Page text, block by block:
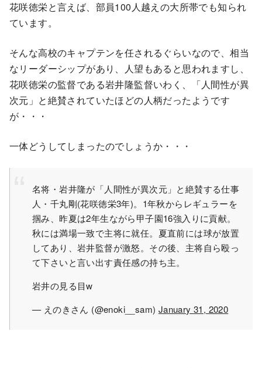
花咲徳栄と言えば、部員100人越えの大所帯でも知られ
ています。
そんな高校のキャプテンを任されるぐらいなので、相当
なリーダーシップがあり、人望もあると思われますし、
花咲徳栄の監督である岩井隆監督いわく、「人間性が異
次元」と絶賛されていたほどの人柄だったようです
が・・・
一体どうしてしまったのでしょうか・・・
名将・岩井隆が「人間性が異次元」と絶賛する仕事
人・千丸剛(花咲徳栄3年)。1年秋からレギュラーを
掴み、昨夏は2年生ながら甲子園16強入りに貢献。
秋には満場一致で主将に就任。夏直前には球が放置
してあり、岩井監督が激怒。その後、主将自ら殴っ
て下さいと言い出す責任感の持ち主。
岩井の見る目w
— えのきさん (@enoki__sam) January 31, 2020